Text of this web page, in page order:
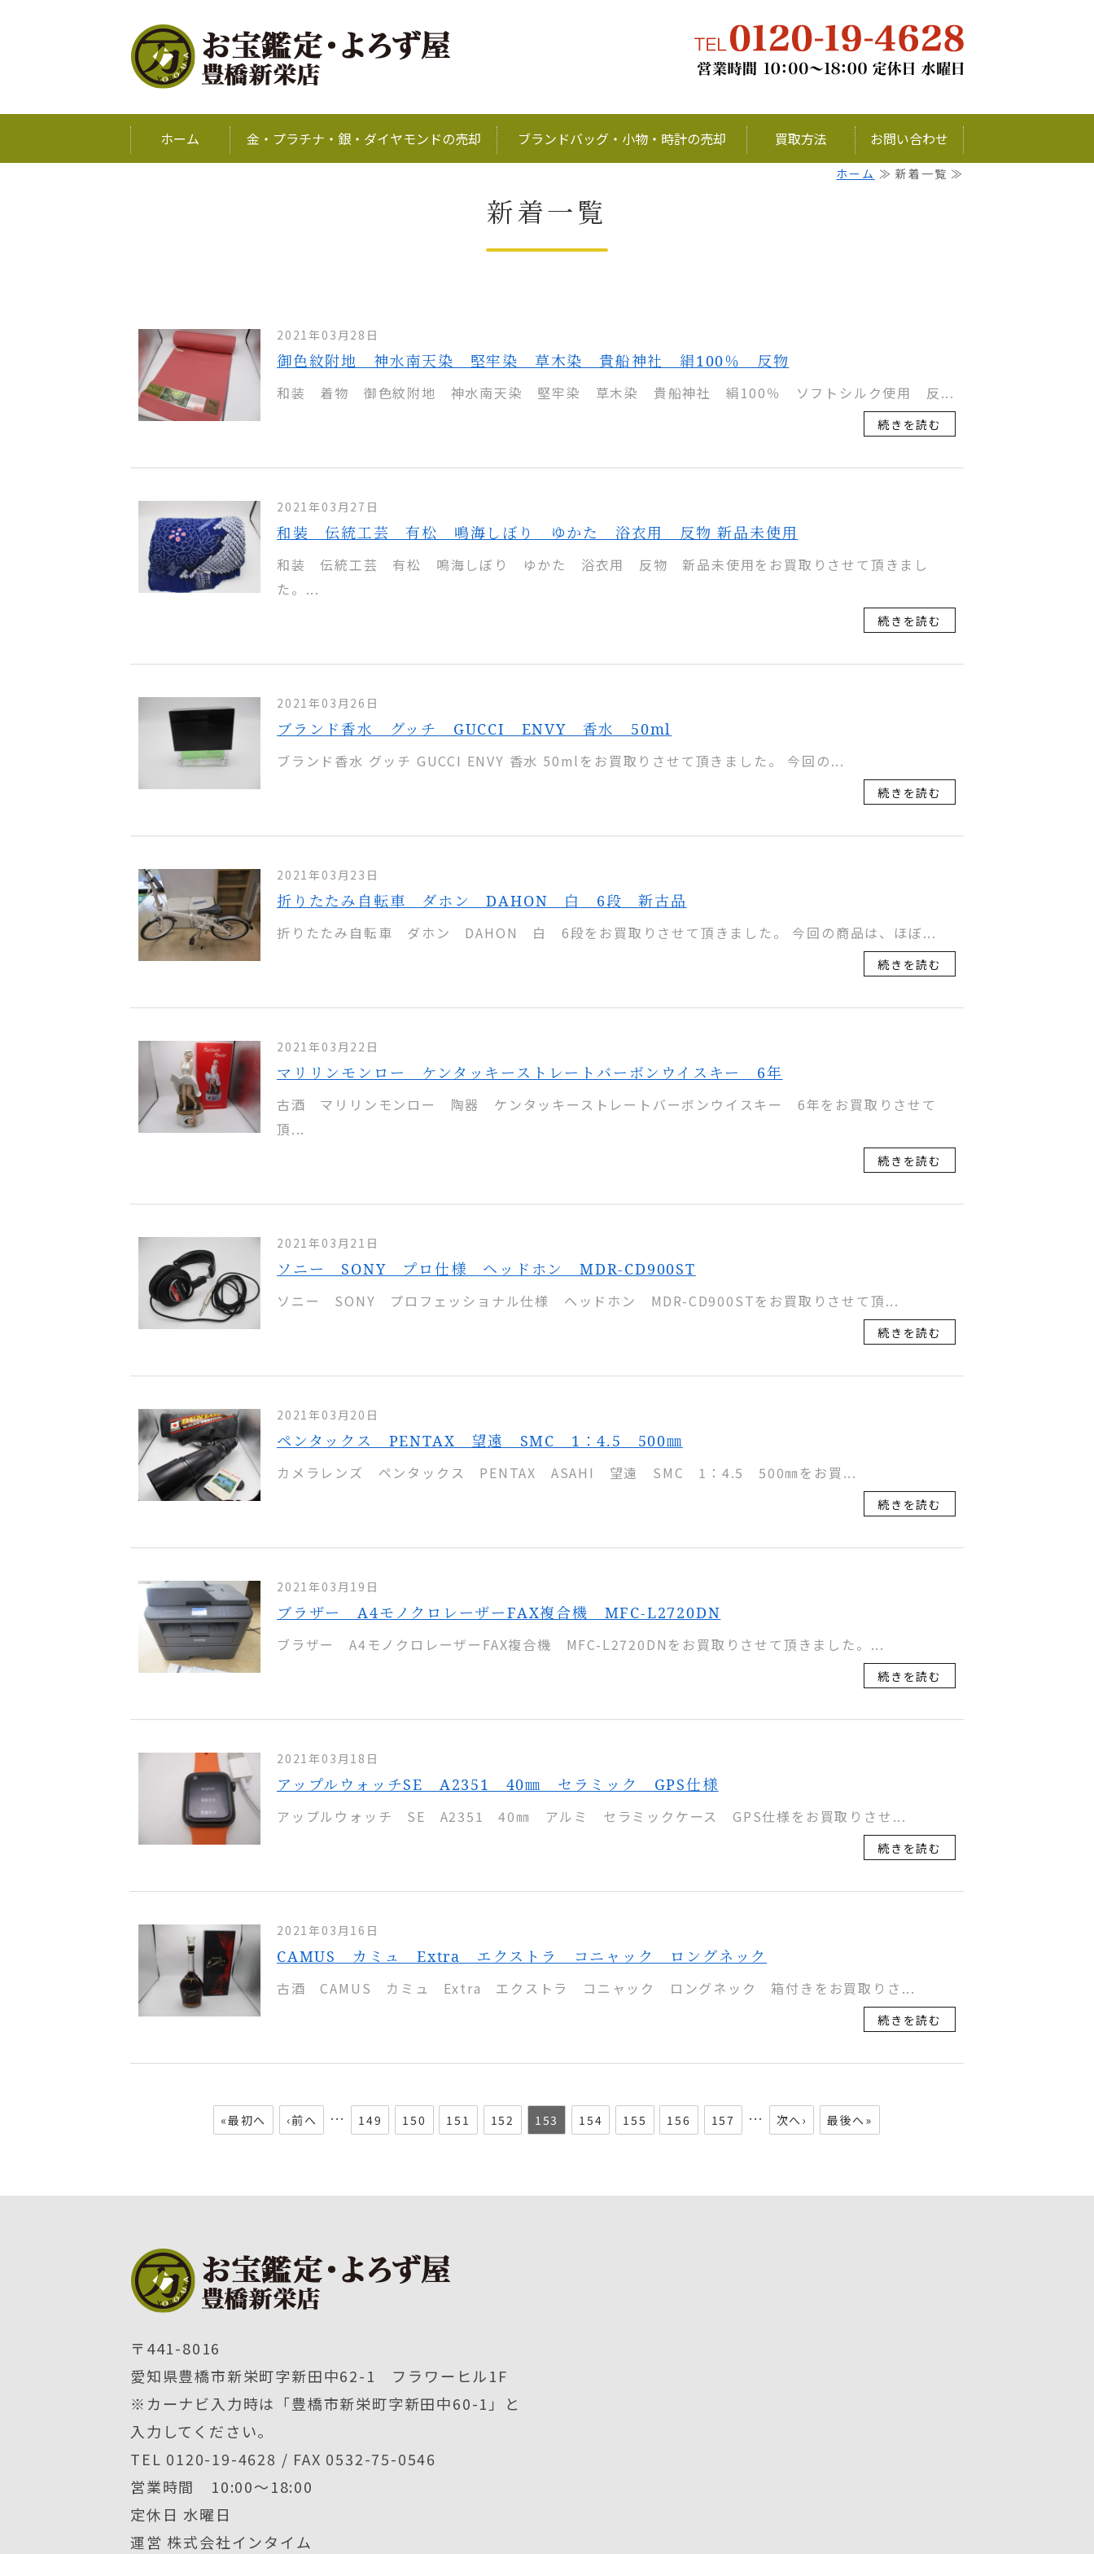
ブランド品、金、プラチナ・銀・ダイヤモンドの買取な
ホーム 金・プラチナ・銀・ダイヤモンドの売却 ブランドバッグ・小物・時計の売却 買取方法 お問い合わせ
ホーム ≫ 新着一覧 ≫
新着一覧
2021年03月28日
御色紋附地 神水南天染 堅牢染 草木染 貴船神社 絹100％ 反物
和装 着物 御色紋附地 神水南天染 堅牢染 草木染 貴船神社 絹100％ ソフトシルク使用 反...
続きを読む
2021年03月27日
和装 伝統工芸 有松 鳴海しぼり ゆかた 浴衣用 反物 新品未使用
和装 伝統工芸 有松 鳴海しぼり ゆかた 浴衣用 反物 新品未使用をお買取りさせて頂きまし
た。...
続きを読む
2021年03月26日
ブランド香水 グッチ GUCCI ENVY 香水 50ml
ブランド香水 グッチ GUCCI ENVY 香水 50mlをお買取りさせて頂きました。 今回の...
続きを読む
2021年03月23日
折りたたみ自転車 ダホン DAHON 白 6段 新古品
折りたたみ自転車 ダホン DAHON 白 6段をお買取りさせて頂きました。 今回の商品は、ほぼ...
続きを読む
2021年03月22日
マリリンモンロー ケンタッキーストレートバーボンウイスキー 6年
古酒 マリリンモンロー 陶器 ケンタッキーストレートバーボンウイスキー 6年をお買取りさせて
頂...
続きを読む
2021年03月21日
ソニー SONY プロ仕様 ヘッドホン MDR-CD900ST
ソニー SONY プロフェッショナル仕様 ヘッドホン MDR-CD900STをお買取りさせて頂...
続きを読む
2021年03月20日
ペンタックス PENTAX 望遠 SMC 1：4.5 500㎜
カメラレンズ ペンタックス PENTAX ASAHI 望遠 SMC 1：4.5 500㎜をお買...
続きを読む
2021年03月19日
ブラザー A4モノクロレーザーFAX複合機 MFC-L2720DN
ブラザー A4モノクロレーザーFAX複合機 MFC-L2720DNをお買取りさせて頂きました。...
続きを読む
2021年03月18日
アップルウォッチSE A2351 40㎜ セラミック GPS仕様
アップルウォッチ SE A2351 40㎜ アルミ セラミックケース GPS仕様をお買取りさせ...
続きを読む
2021年03月16日
CAMUS カミュ Extra エクストラ コニャック ロングネック
古酒 CAMUS カミュ Extra エクストラ コニャック ロングネック 箱付きをお買取りさ...
続きを読む
«最初へ ‹前へ … 149 150 151 152 153 154 155 156 157 … 次へ› 最後へ»
〒441-8016
愛知県豊橋市新栄町字新田中62-1 フラワーヒル1F
※カーナビ入力時は「豊橋市新栄町字新田中60-1」と
入力してください。
TEL 0120-19-4628 / FAX 0532-75-0546
営業時間 10:00〜18:00
定休日 水曜日
運営 株式会社インタイム